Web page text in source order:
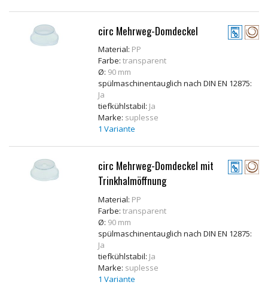
circ Mehrweg-Domdeckel
Material: PP
Farbe:transparent
Ø: 90 mm
spülmaschinentauglich nach DIN EN 12875:
Ja
tiefkühlstabil: Ja
Marke: suplesse
1 Variante
circ Mehrweg-Domdeckel mit
Trinkhalmöffnung
Material: PP
Farbe:transparent
Ø: 90 mm
spülmaschinentauglich nach DIN EN 12875:
Ja
tiefkühlstabil: Ja
Marke: suplesse
1 Variante